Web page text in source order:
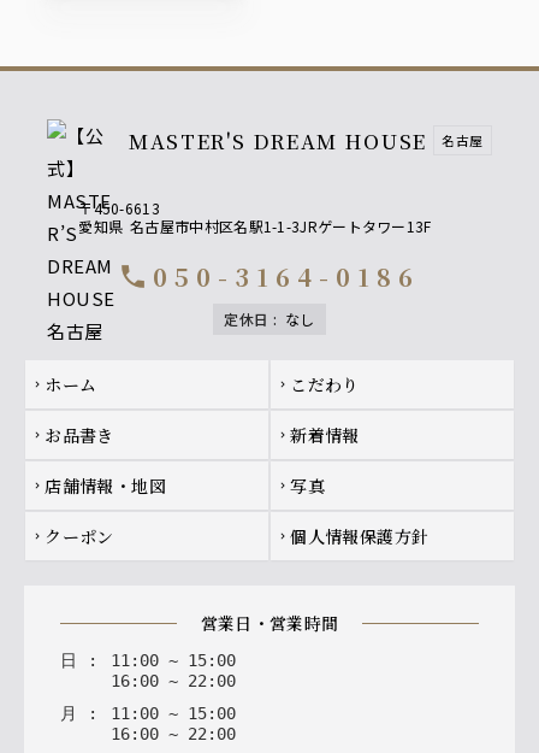
MASTER'S DREAM HOUSE 名古屋
〒450-6613
愛知県 名古屋市中村区名駅1-1-3JRゲートタワー13F
call 050-3164-0186
定休日 : なし
Footer navigation
chevron_right ホーム chevron_right こだわり
chevron_right お品書き chevron_right 新着情報
chevron_right 店舗情報・地図 chevron_right 写真
chevron_right クーポン chevron_right 個人情報保護方針
営業日・営業時間
日 : 11: 00 ~ 15: 00
16: 00 ~ 22: 00
月
: 11 : 00 ~ 15: 00
16: 00 ~ 22 : 00